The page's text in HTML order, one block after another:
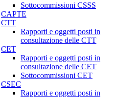
Sottocommissioni CSSS
CAPTE
CTT
Rapporti e oggetti posti in
consultazione delle CTT
CET
Rapporti e oggetti posti in
consultazione delle CET
Sottocommissioni CET
CSEC
Rapporti e oggetti posti in